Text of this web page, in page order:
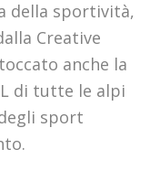
della sportività,
Creative
anche la
di tutte le alpi
sport